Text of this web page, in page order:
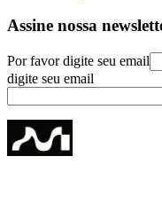
Assine nossa
Por favor digite seu email
digite seu email